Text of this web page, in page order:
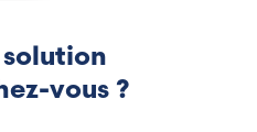
vous ?